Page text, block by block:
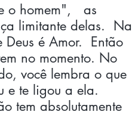
o homem",   as
limitante delas.  Na
é Amor.  Então
no momento. No
você lembra o que
e te ligou a ela.
tem absolutamente